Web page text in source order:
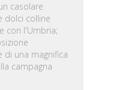
casolare
dolci colline
con l'Umbria;
di una magnifica
campagna